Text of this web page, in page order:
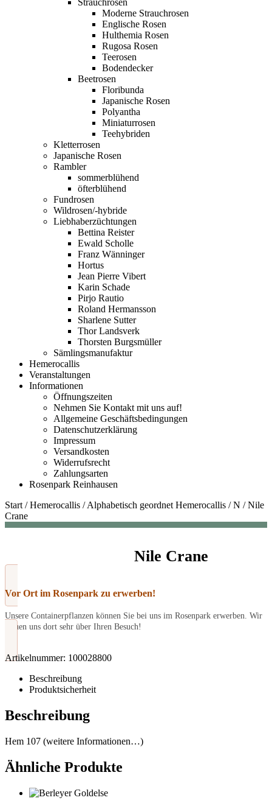
Strauchrosen
Moderne Strauchrosen
Englische Rosen
Hulthemia Rosen
Rugosa Rosen
Teerosen
Bodendecker
Beetrosen
Floribunda
Japanische Rosen
Polyantha
Miniaturrosen
Teehybriden
Kletterrosen
Japanische Rosen
Rambler
sommerblühend
öfterblühend
Fundrosen
Wildrosen/-hybride
Liebhaberzüchtungen
Bettina Reister
Ewald Scholle
Franz Wänninger
Hortus
Jean Pierre Vibert
Karin Schade
Pirjo Rautio
Roland Hermansson
Sharlene Sutter
Thor Landsverk
Thorsten Burgsmüller
Sämlingsmanufaktur
Hemerocallis
Veranstaltungen
Informationen
Öffnungszeiten
Nehmen Sie Kontakt mit uns auf!
Allgemeine Geschäftsbedingungen
Datenschutzerklärung
Impressum
Versandkosten
Widerrufsrecht
Zahlungsarten
Rosenpark Reinhausen
Start /Hemerocallis /Alphabetisch geordnet Hemerocallis /N /Nile
Crane
Nile Crane
Vor Ort im Rosenpark zu erwerben!
Unsere Containerpflanzen können Sie bei uns im Rosenpark erwerben. Wir
freuen uns dort sehr über Ihren Besuch!
Artikelnummer: 100028800
Beschreibung
Produktsicherheit
Beschreibung
Hem 107 (weitere Informationen…)
Ähnliche Produkte